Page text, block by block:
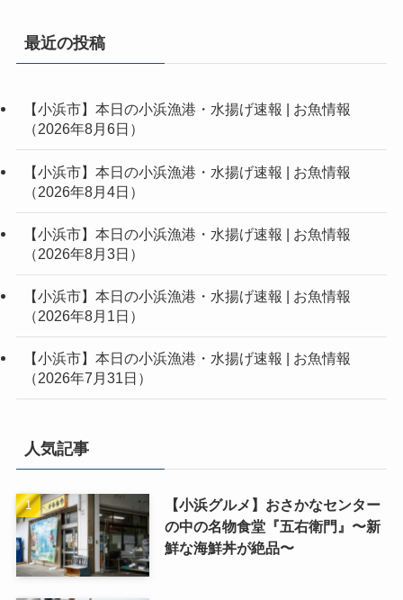
最近の投稿
【小浜市】本日の小浜漁港・水揚げ速報 | お魚情報
（2026年8月6日）
【小浜市】本日の小浜漁港・水揚げ速報 | お魚情報
（2026年8月4日）
【小浜市】本日の小浜漁港・水揚げ速報 | お魚情報
（2026年8月3日）
【小浜市】本日の小浜漁港・水揚げ速報 | お魚情報
（2026年8月1日）
【小浜市】本日の小浜漁港・水揚げ速報 | お魚情報
（2026年7月31日）
人気記事
【小浜グルメ】おさかなセンター
の中の名物食堂『五右衛門』〜新
鮮な海鮮丼が絶品〜